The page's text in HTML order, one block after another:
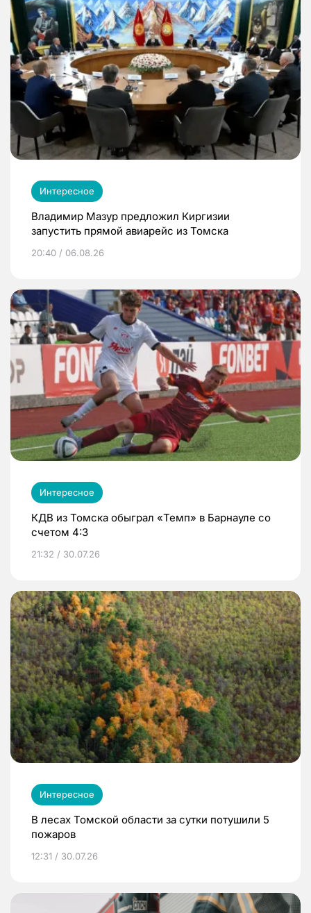
Интересное
Владимир Мазур предложил Киргизии
запустить прямой авиарейс из Томска
20:40 / 06.08.26
Интересное
КДВ из Томска обыграл «Темп» в Барнауле со
счетом 4:3
21:32 / 30.07.26
Интересное
В лесах Томской области за сутки потушили 5
пожаров
12:31 / 30.07.26